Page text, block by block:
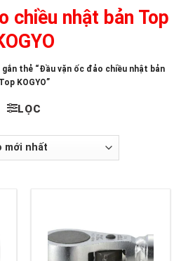
chiều nhật bản Top
thẻ “Đầu vặn ốc đảo chiều nhật bản
Top KOGYO”
LỌC